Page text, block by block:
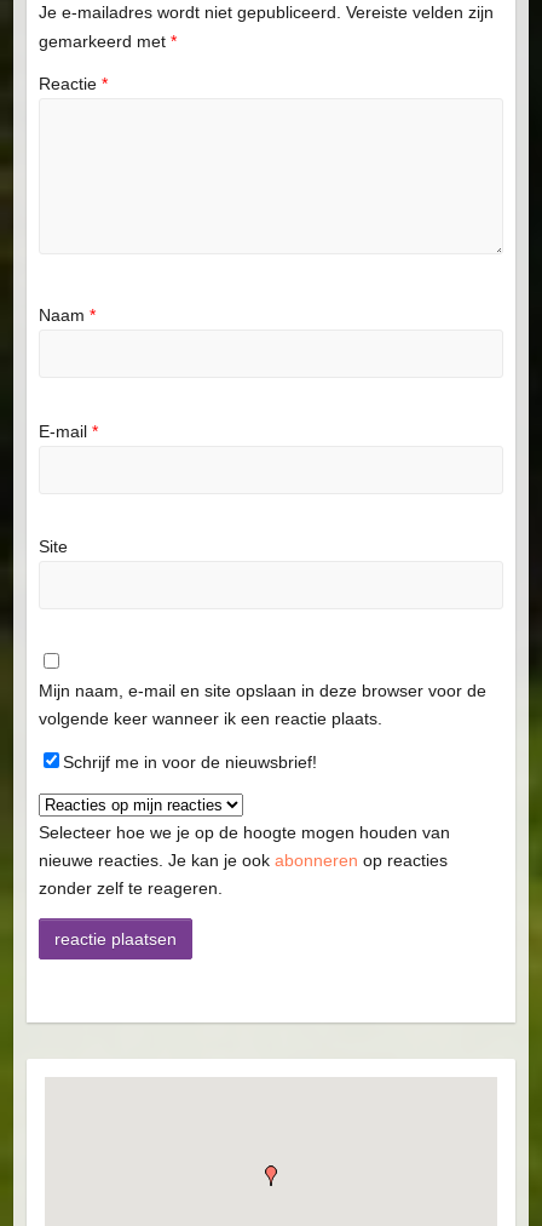
Je e-mailadres wordt niet gepubliceerd. Vereiste velden zijn
gemarkeerd met *
Reactie *
Naam *
E-mail *
Site
Mijn naam, e-mail en site opslaan in deze browser voor de
volgende keer wanneer ik een reactie plaats.
Schrijf me in voor de nieuwsbrief!
Selecteer hoe we je op de hoogte mogen houden van
nieuwe reacties. Je kan je ook abonneren op reacties
zonder zelf te reageren.